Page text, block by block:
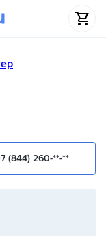
(844) 260-**-**